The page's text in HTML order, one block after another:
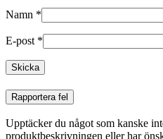
Namn *
E-post *
Rapportera fel
Upptäcker du något som kanske
produktbeskrivningen eller har